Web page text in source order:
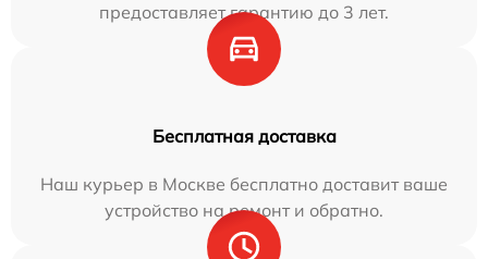
предоставляет гарантию до 3 лет.
Бесплатная доставка
Наш курьер в Москве бесплатно доставит ваше
устройство на ремонт и обратно.